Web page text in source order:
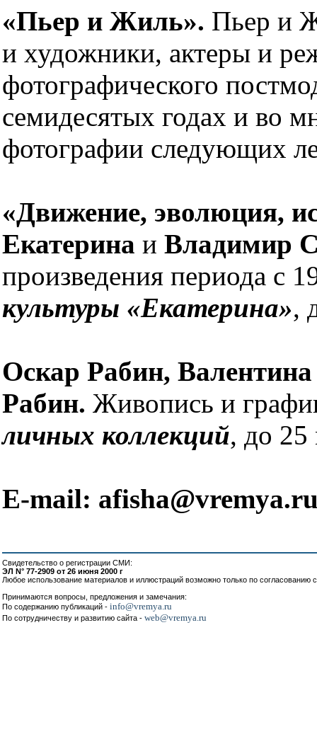
«Пьер и Жиль». Пьер и
и художники, актеры и
фотографического
семидесятых годах и во
фотографии следующих
«Движение, эволюция,
Екатерина и Владимир
произведения периода с
культуры «Екатерина»,
Оскар Рабин,
Рабин. Живопись и
личных коллекций, до 25
E-mail:
Свидетельство о регистрации СМИ:
ЭЛ N° 77-2909 от 26 июня 2000 г
Любое использование материалов и иллюстраций возможно только по согласованию
Принимаются вопросы, предложения и замечания:
По содержанию публикаций - info@vremya.ru
По сотрудничеству и развитию сайта - web@vremya.ru